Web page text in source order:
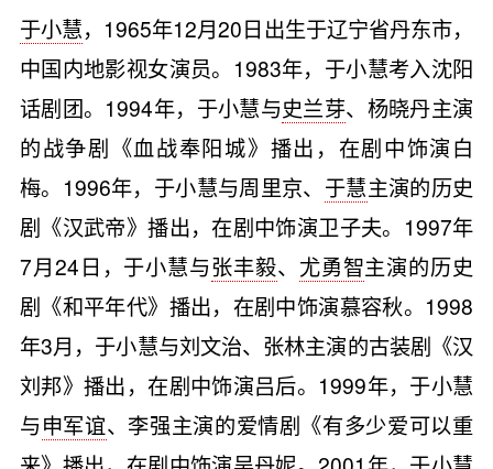
于小慧，1965年12月20日出生于辽宁省丹东市，
中国内地影视女演员。1983年，于小慧考入沈阳
话剧团。1994年，于小慧与史兰芽、杨晓丹主演
的战争剧《血战奉阳城》播出，在剧中饰演白
梅。1996年，于小慧与周里京、 于慧主演的历史
剧《汉武帝》播出，在剧中饰演卫子夫。1997年
7月24日，于小慧与张丰毅、 尤勇智主演的历史
剧《和平年代》播出，在剧中饰演慕容秋。1998
年3月，于小慧与刘文治、张林主演的古装剧《汉
刘邦》播出，在剧中饰演吕后。1999年，于小慧
与申军谊、李强主演的爱情剧《有多少爱可以重